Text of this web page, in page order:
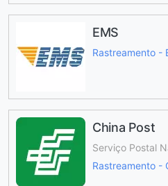
EMS
Rastreamento -
China Post
Serviço Postal
Rastreamento -